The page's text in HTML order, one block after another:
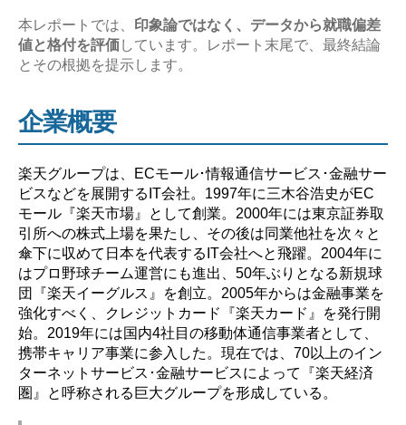
【激
務？
本レポートでは、 印象論ではなく、データから就職偏差
値と格付を評価しています。レポート末尾で、最終結論
とその根拠を提示します。
企業概要
楽天グループは、ECモール･情報通信サービス･金融サー
ビスなどを展開するIT会社。1997年に三木谷浩史がEC
モール『楽天市場』として創業。2000年には東京証券取
引所への株式上場を果たし、その後は同業他社を次々と
傘下に収めて日本を代表するIT会社へと飛躍。2004年に
はプロ野球チーム運営にも進出、50年ぶりとなる新規球
団『楽天イーグルス』を創立。2005年からは金融事業を
強化すべく、クレジットカード『楽天カード』を発行開
始。2019年には国内4社目の移動体通信事業者として、
携帯キャリア事業に参入した。現在では、70以上のイン
ターネットサービス･金融サービスによって『楽天経済
圏』と呼称される巨大グループを形成している。